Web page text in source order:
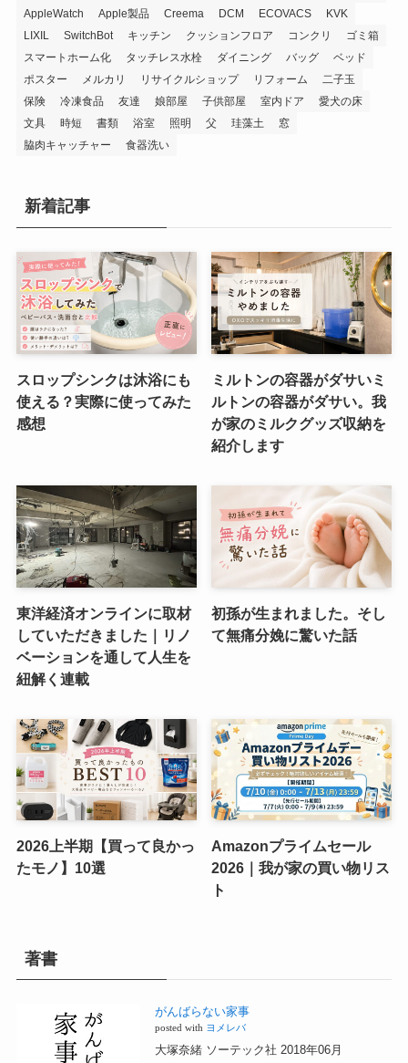
AppleWatch
Apple製品 Creema DCM ECOVACS
KVK
LIXIL
SwitchBot キッチン クッションフロア コンクリ
ゴミ箱
スマートホーム化
タッチレス水栓 ダイニング バッグ
ベッド
ポスター
メルカリ リサイクルショップ リフォーム
二子玉
保険
冷凍食品 友達 娘部屋 子供部屋 室内ドア
愛犬の床
文具
時短 書類 浴室 照明 父 珪藻土
窓
脇肉キャッチャー
食器洗い
新着記事
スロップシンクは沐浴にも
使える？実際に使ってみた
感想
ミルトンの容器がダサいミ
ルトンの容器がダサい。我
が家のミルクグッズ収納を
紹介します
東洋経済オンラインに取材
していただきました｜リノ
ベーションを通して人生を
紐解く連載
初孫が生まれました。そし
て無痛分娩に驚いた話
2026上半期【買って良かっ
たモノ】10選
Amazonプライムセール
2026｜我が家の買い物リス
ト
著書
がんばらない家事
posted with ヨメレバ
大塚奈緒 ソーテック社 2018年06月